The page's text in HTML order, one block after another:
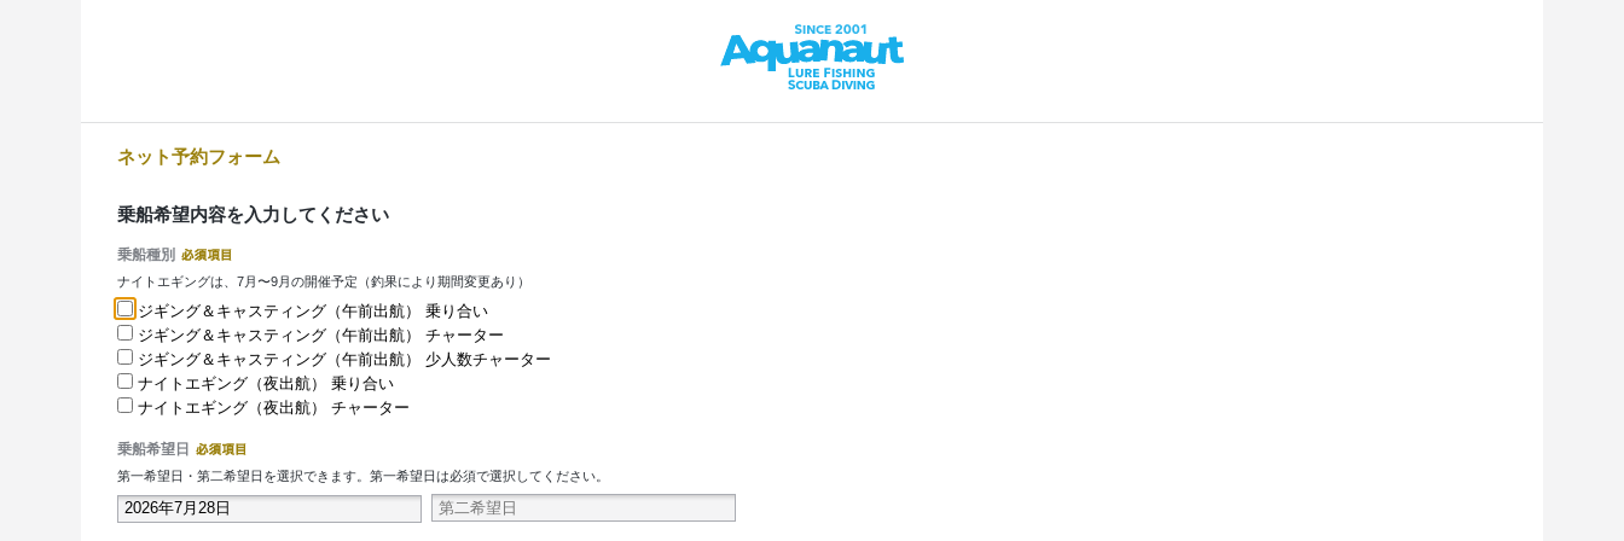
ネット予約フォーム
乗船希望内容を入力してください
乗船種別
ナイトエギングは、7月〜9月の開催予定（釣果により期間変更あり）
ジギング＆キャスティング（午前出航） 乗り合い
ジギング＆キャスティング（午前出航） チャーター
ジギング＆キャスティング（午前出航） 少人数チャーター
ナイトエギング（夜出航） 乗り合い
ナイトエギング（夜出航） チャーター
乗船希望日
第一希望日・第二希望日を選択できます。第一希望日は必須で選択してください。